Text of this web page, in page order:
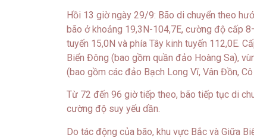
Hồi 13 giờ ngày 29/9: Bão di chuyển theo
bão ở khoảng 19,3N-104,7E, cường độ cấp
tuyến 15,0N và phía Tây kinh tuyến 112,0E.
Biển Đông (bao gồm quần đảo Hoàng Sa),
(bao gồm các đảo Bạch Long Vĩ, Vân Đồn,
Từ 72 đến 96 giờ tiếp theo, bão tiếp tục di
cường độ suy yếu dần.
Do tác động của bão, khu vực Bắc và Giữa